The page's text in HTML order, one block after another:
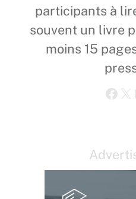
participants à
souvent un livre
moins 15
Facebook X